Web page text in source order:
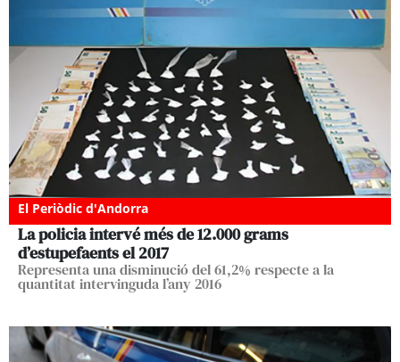
El Periòdic d'Andorra
La policia intervé més de 12.000 grams
d’estupefaents el 2017
Representa una disminució del 61,2% respecte a la
quantitat intervinguda l’any 2016